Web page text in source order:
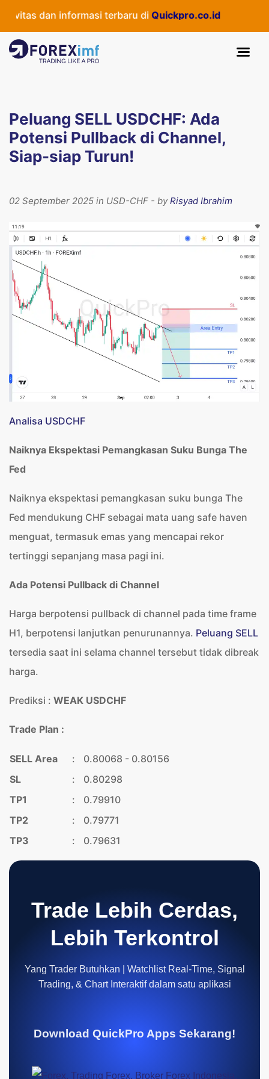
dan informasi terbaru diQuickpro.co.id
Peluang SELL USDCHF: Ada
Potensi Pullback di Channel,
Siap-siap Turun!
02 September 2025 in USD-CHF - byRisyad Ibrahim
Analisa USDCHF
Naiknya Ekspektasi Pemangkasan Suku Bunga The
Fed
Naiknya ekspektasi pemangkasan suku bunga The
Fed mendukung CHF sebagai mata uang safe haven
menguat, termasuk emas yang mencapai rekor
tertinggi sepanjang masa pagi ini.
Ada Potensi Pullback di Channel
Harga berpotensi pullback di channel pada time frame
H1, berpotensi lanjutkan penurunannya. Peluang SELL
tersedia saat ini selama channel tersebut tidak dibreak
harga.
Prediksi : WEAK USDCHF
Trade Plan :
SELL Area :
0.80068 - 0.80156
SL
:
0.80298
TP1
:
0.79910
TP2
:
0.79771
TP3
: 0.79631
Trade Lebih Cerdas,
Lebih Terkontrol
Yang Trader Butuhkan | Watchlist Real-Time, Signal
Trading, & Chart Interaktif dalam satu aplikasi
Download QuickPro Apps Sekarang!